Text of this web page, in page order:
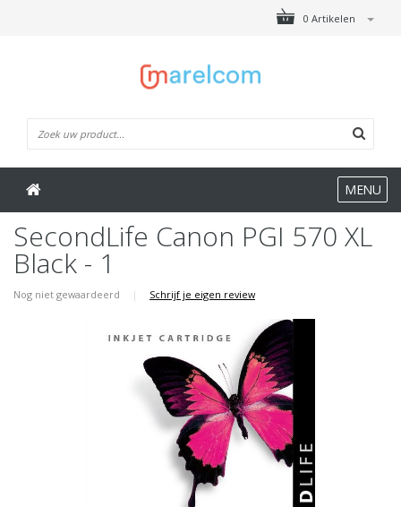
0 Artikelen
MENU
SecondLife Canon PGI 570 XL
Black - 1
Nog niet gewaardeerd | Schrijf je eigen review